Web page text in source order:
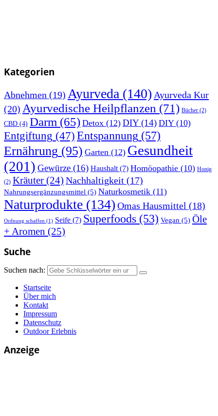
Kategorien
Abnehmen (19) Ayurveda (140) Ayurveda Kur
(20) Ayurvedische Heilpflanzen (71) Bücher (2)
CBD (4) Darm (65) Detox (12) DIY(14) DIY(10)
Entgiftung (47)Entspannung (57)
Ernährung (95) Garten (12) Gesundheit
(201) Gewürze (16) Haushalt(7) Homöopathie (10) Honig
(2) Kräuter (24) Nachhaltigkeit (17)
Nahrungsergänzungsmittel (5) Naturkosmetik (11)
Naturprodukte (134) Omas Hausmittel (18)
Ordnung schaffen (1) Seife (7) Superfoods (53) Vegan (5) Öle
+ Aromen (25)
Suche
Suchen nach:
Startseite
Über mich
Kontakt
Impressum
Datenschutz
Outdoor Erlebnis
Anzeige